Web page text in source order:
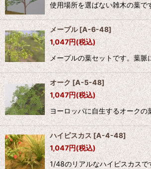
使用場所を選ばない雑木の葉
メープル[A-6-48]
1,047円(税込)
メープルの葉セットです。葉
オーク [A-5-48]
1,047円(税込)
ヨーロッパに自生するオーク
ハイビスカス[A-4-48]
1,047円(税込)
1/48のリアルなハイビスカスで